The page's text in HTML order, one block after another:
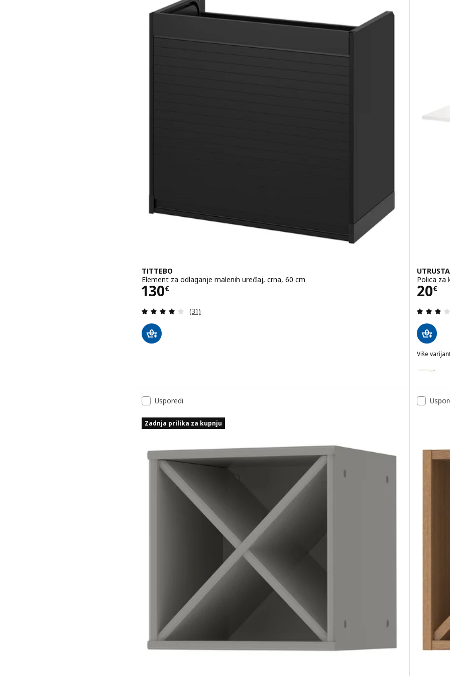
Mogućnost: UTRUSTA, Polica, bijela, 80x60 cm
Mogućnost: UTRUSTA, Polica, crno-siva, 60x37 cm
TITTEBO
Element za odlaganje malenih uređaj, crna, 60 cm
130€
Cijena 130€
Revizija: 3.9 od 5 zvjezdica. Ukupno recenzija:
(31)
UTRUSTA
Polica za
20€
Više
Usporedi
Zadnja prilika za kupnju